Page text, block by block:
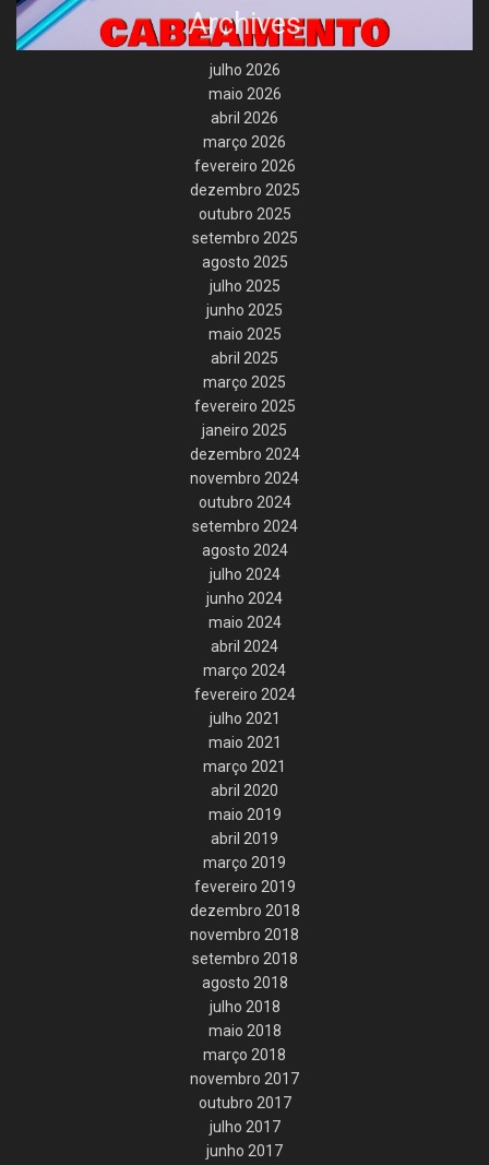
Archives
julho 2026
maio 2026
abril 2026
março 2026
fevereiro 2026
dezembro 2025
outubro 2025
setembro 2025
agosto 2025
julho 2025
junho 2025
maio 2025
abril 2025
março 2025
fevereiro 2025
janeiro 2025
dezembro 2024
novembro 2024
outubro 2024
setembro 2024
agosto 2024
julho 2024
junho 2024
maio 2024
abril 2024
março 2024
fevereiro 2024
julho 2021
maio 2021
março 2021
abril 2020
maio 2019
abril 2019
março 2019
fevereiro 2019
dezembro 2018
novembro 2018
setembro 2018
agosto 2018
julho 2018
maio 2018
março 2018
novembro 2017
outubro 2017
julho 2017
junho 2017